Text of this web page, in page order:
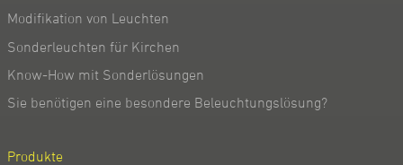
Modifikation von Leuchten
Sonderleuchten für Kirchen
Know-How mit Sonderlösungen
Sie benötigen eine besondere Beleuchtungslösung?
Produkte